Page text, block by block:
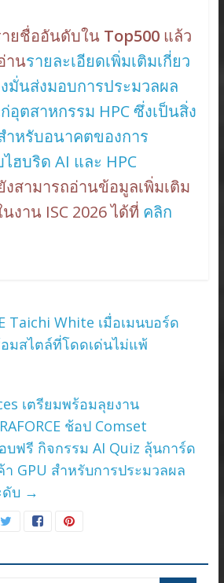
ยชื่ออันดับใน Top500แล้ว
านรายละเอียดเพิ่มเติมเกี่ยว
มั่นส่งมอบการประมวลผล
อุตสาหกรรม HPC ซึ่งเป็นสิ่ง
ำหรับอนาคตของการ
ฮบริด AI และ HPC
สามารถอ่านข้อมูลเพิ่มเติม
งาน ISC 2026 ได้ที่ คลิก
Taichi White เมื่อเมนบอร์ด
มสไตล์ที่โดดเด่นไม่แพ้
เตรียมพร้อมลุยงาน
ช้อป Comset
บฟรี กิจกรรม AI Quiz ลุ้นการ์ด
GPU สำหรับการประมวลผล
ดับ →